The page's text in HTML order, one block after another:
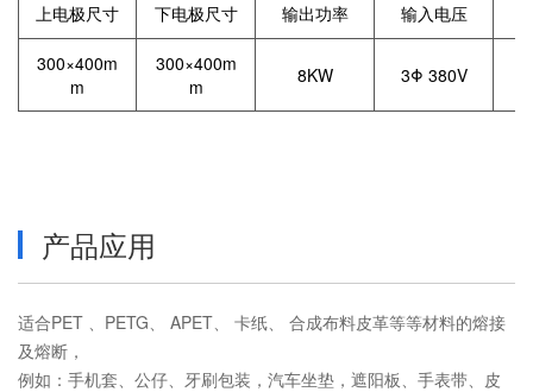
上电极尺寸 下电极尺寸 输出功率 输入电压
300×400m
m
300×400m
m
8KW 3Φ 380V
产品应用
适合PET 、PETG、 APET、 卡纸、 合成布料皮革等等材料的熔接
及熔断，
例如：手机套、公仔、牙刷包装，汽车坐垫，遮阳板、手表带、皮